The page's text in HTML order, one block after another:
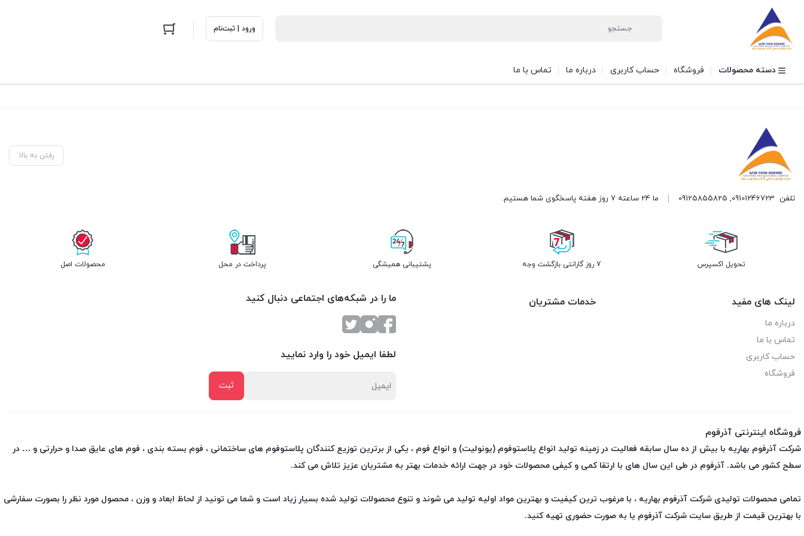
ورود | ثبت‌نام
دسته محصولات فروشگاه حساب کاربری درباره ما تماس با ما
رفتن به بالا
تلفن 09101246723
,
09125855825 ما 24 ساعته 7 روز هفته پاسخگوی شما هستیم.
تحویل اکسپرس 7 روز گارانتی بازگشت وجه پشتیبانی همیشگی پرداخت در محل محصولات اصل
لینک های مفید
درباره ما
تماس با ما
حساب کاربری
فروشگاه
خدمات مشتریان ما را در شبکه‌های اجتماعی دنبال کنید
لطفا ایمیل خود را وارد نمایید
فروشگاه اینترنتی آذرفوم
شرکت آذرفوم بهاریه با بیش از ده سال سابقه فعالیت در زمینه تولید انواع پلاستوفوم (یونولیت) و انواع فوم ، یکی از برترین توزیع کنندگان پلاستوفوم های ساختمانی ، فوم بسته بندی ، فوم های عایق صدا و حرارتی و … در
سطح کشور می باشد. آذرفوم در طی این سال های با ارتقا کمی و کیفی محصولات خود در جهت ارائه خدمات بهتر به مشتریان عزیز تلاش می کند.
تمامی محصولات تولیدی شرکت آذرفوم بهاریه ، با مرغوب ترین کیفیت و بهترین مواد اولیه تولید می شوند و تنوع محصولات تولید شده بسیار زیاد است و شما می تونید از لحاظ ابعاد و وزن ، محصول مورد نظر را بصورت سفارشی
با بهترین قیمت از طریق سایت شرکت آذرفوم یا به صورت حضوری تهیه کنید.